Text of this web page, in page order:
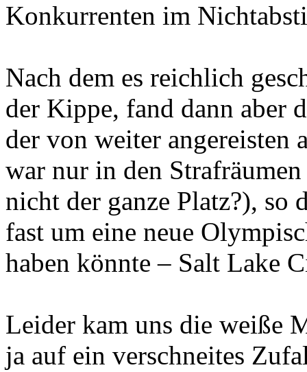
Konkurrenten im
Nach dem es reichlich
der Kippe, fand dann aber
der von weiter angereisten
war nur in den
nicht der ganze Platz?), so
fast um eine neue
haben könnte – Salt Lake
Leider kam uns die weiße
ja auf ein verschneites